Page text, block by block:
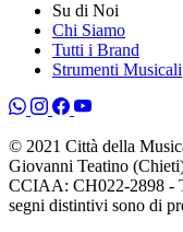
Su di Noi
Chi Siamo
Tutti i Brand
Strumenti Musicali
© 2021 Città della
Giovanni Teatino
CCIAA: CH022-2898 -
segni distintivi sono di